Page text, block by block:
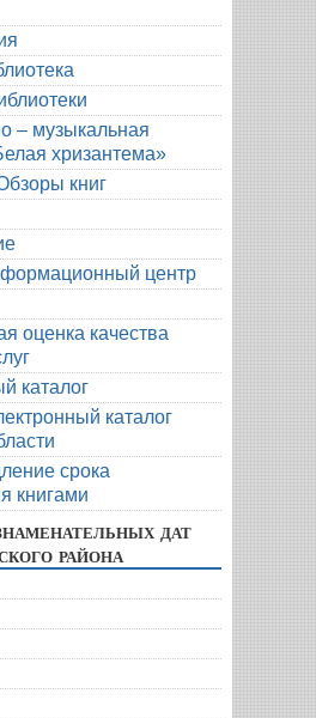
– музыкальная
хризантема»
книг
центр
оценка качества
каталог
каталог
срока
книгами
дат
района